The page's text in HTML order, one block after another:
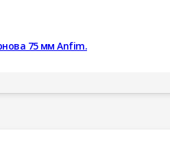
75 мм Anfim.